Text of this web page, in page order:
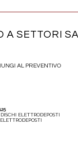
A SETTORI
AL PREVENTIVO
DISCHI ELETTRODEPOSTI